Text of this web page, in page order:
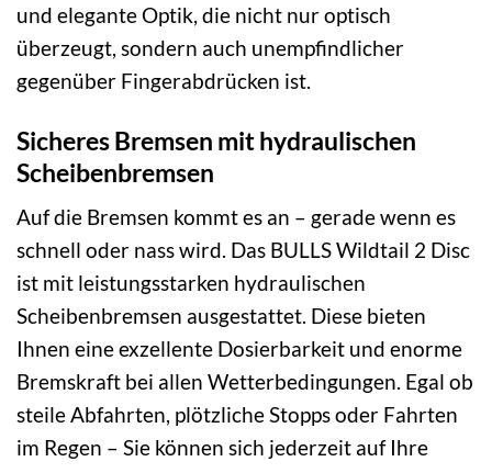
und elegante Optik, die nicht nur optisch
überzeugt, sondern auch unempfindlicher
gegenüber Fingerabdrücken ist.
Sicheres Bremsen mit hydraulischen
Scheibenbremsen
Auf die Bremsen kommt es an – gerade wenn es
schnell oder nass wird. Das BULLS Wildtail 2 Disc
ist mit leistungsstarken hydraulischen
Scheibenbremsen ausgestattet. Diese bieten
Ihnen eine exzellente Dosierbarkeit und enorme
Bremskraft bei allen Wetterbedingungen. Egal ob
steile Abfahrten, plötzliche Stopps oder Fahrten
im Regen – Sie können sich jederzeit auf Ihre